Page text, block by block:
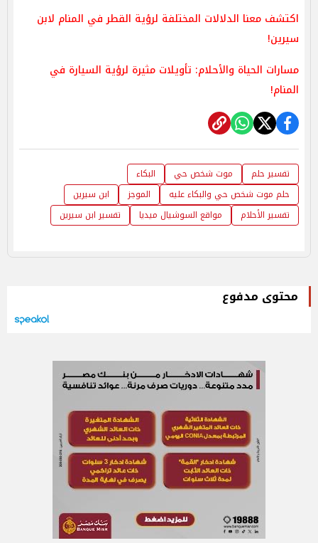
اكتشف معنا الدلالات المختلفة لرؤية القطر في المنام لابن
سيرين!
مسارات الحياة والأحلام: تأويلات مثيرة لرؤية السيارة في
المنام!
تفسير حلم موت شخص حي
البكاء
حلم موت شخص حي والبكاء عليه
الموجز
ابن سيرين
تفسير الأحلام
مواقع السوشيال ميديا تفسير ابن سيرين
محتوى مدفوع